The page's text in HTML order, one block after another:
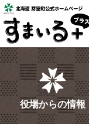
本
文
へ
移
動
る
役場からの情報